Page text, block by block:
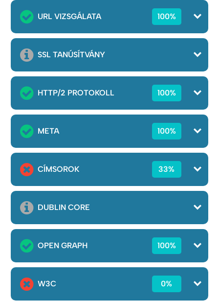
URL VIZSGÁLATA 100%
SSL TANÚSÍTVÁNY
HTTP/2 PROTOKOLL 100%
META 100%
CÍMSOROK 33%
DUBLIN CORE
OPEN GRAPH 100%
W3C 0%